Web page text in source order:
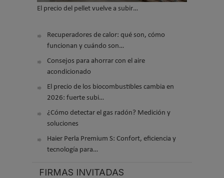
El precio del pellet vuelve a subir…
Recuperadores de calor: qué son, cómo
funcionan y cuándo son…
Consejos para ahorrar con el aire
acondicionado
El precio de los biocombustibles cambia en
2026: fuerte subi…
¿Cómo detectar el gas radón? Medición y
soluciones
Haier Perla Premium S: Confort, eficiencia y
tecnología para…
FIRMAS INVITADAS